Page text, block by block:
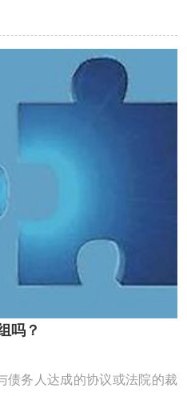
吗？
债务人达成的协议或法院的裁